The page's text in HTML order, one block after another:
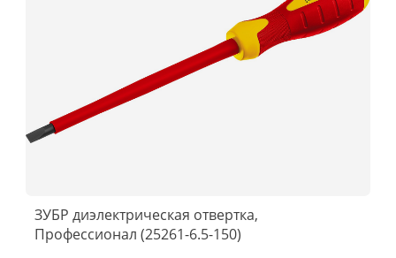
ЗУБР диэлектрическая отвертка,
Профессионал (25261-6.5-150)